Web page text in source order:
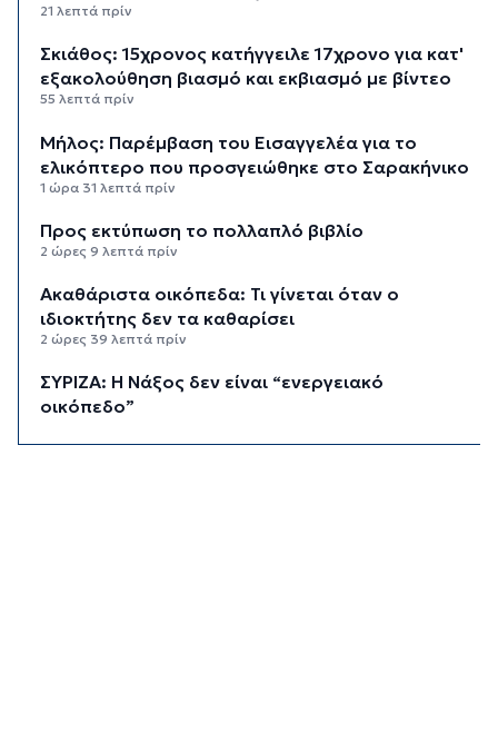
21 λεπτά πρίν
Σκιάθος: 15χρονος κατήγγειλε 17χρονο για κατ'
εξακολούθηση βιασμό και εκβιασμό με βίντεο
55 λεπτά πρίν
Μήλος: Παρέμβαση του Εισαγγελέα για το
ελικόπτερο που προσγειώθηκε στο Σαρακήνικο
1 ώρα 31 λεπτά πρίν
Προς εκτύπωση το πολλαπλό βιβλίο
2 ώρες 9 λεπτά πρίν
Ακαθάριστα οικόπεδα: Τι γίνεται όταν ο
ιδιοκτήτης δεν τα καθαρίσει
2 ώρες 39 λεπτά πρίν
ΣΥΡΙΖΑ: Η Νάξος δεν είναι “ενεργειακό
οικόπεδο”